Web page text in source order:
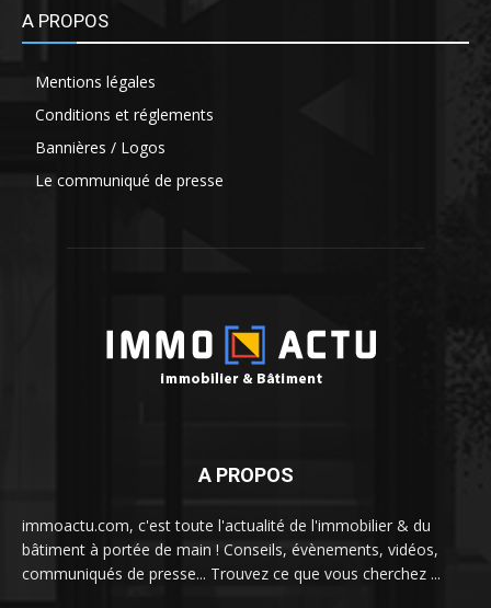
A PROPOS
Mentions légales
Conditions et réglements
Bannières / Logos
Le communiqué de presse
A PROPOS
immoactu.com, c'est toute l'actualité de l'immobilier & du
bâtiment à portée de main ! Conseils, évènements, vidéos,
communiqués de presse... Trouvez ce que vous cherchez ...